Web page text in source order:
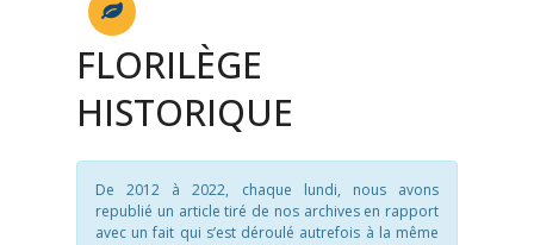
FLORILÈGE
HISTORIQUE
De 2012 à 2022, chaque lundi, nous avons
republié un article tiré de nos archives en rapport
avec un fait qui s’est déroulé autrefois à la même